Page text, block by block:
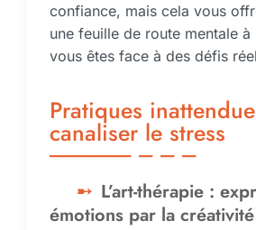
confiance, mais cela vous
une feuille de route mentale
vous êtes face à des défis
Pratiques
canaliser le stress
L’art-thérapie :
émotions par la créativité